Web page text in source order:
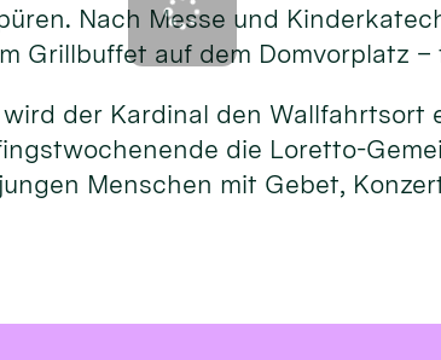
Nach Messe und
Grillbuffet auf dem Domvorplatz
wird der Kardinal den
die Loretto-
Menschen mit Gebet,